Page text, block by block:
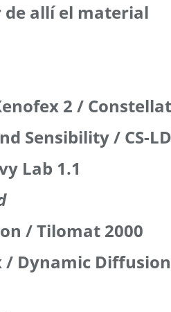
de allí el material
2 /
Sensibility / CS-
Lab 1.1
/ Tilomat 2000
/ Dynamic Diffusion